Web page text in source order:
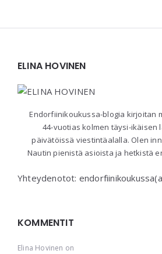
ELINA HOVINEN
Endorfiinikoukussa-blogia kirjoitan
44-vuotias kolmen täysi-ikäisen
päivätöissä viestintäalalla. Olen
Nautin pienistä asioista ja hetkistä
Yhteydenotot:
KOMMENTIT
Elina Hovinen on